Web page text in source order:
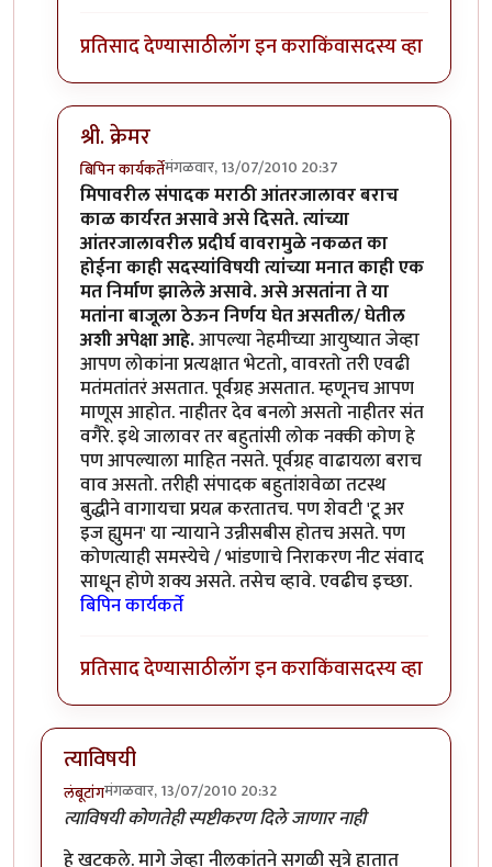
प्रतिसाद देण्यासाठीलॉग इन कराकिंवासदस्य व्हा
श्री. क्रेमर
बिपिन कार्यकर्तेमंगळवार, 13/07/2010 20:37
In reply toयोग्य धोरणbyक्रेमर
मिपावरील संपादक मराठी आंतरजालावर बराच
काळ कार्यरत असावे असे दिसते. त्यांच्या
आंतरजालावरील प्रदीर्घ वावरामुळे नकळत का
होईना काही सदस्यांविषयी त्यांच्या मनात काही एक
मत निर्माण झालेले असावे. असे असतांना ते या
मतांना बाजूला ठेऊन निर्णय घेत असतील/ घेतील
अशी अपेक्षा आहे.आपल्या नेहमीच्या आयुष्यात जेव्हा
आपण लोकांना प्रत्यक्षात भेटतो, वावरतो तरी एवढी
मतंमतांतरं असतात. पूर्वग्रह असतात. म्हणूनच आपण
माणूस आहोत. नाहीतर देव बनलो असतो नाहीतर संत
वगैरे. इथे जालावर तर बहुतांसी लोक नक्की कोण हे
पण आपल्याला माहित नसते. पूर्वग्रह वाढायला बराच
वाव असतो. तरीही संपादक बहुतांशवेळा तटस्थ
बुद्धीने वागायचा प्रयत्न करतातच. पण शेवटी 'टू अर
इज ह्युमन' या न्यायाने उन्नीसबीस होतच असते. पण
कोणत्याही समस्येचे / भांडणाचे निराकरण नीट संवाद
साधून होणे शक्य असते. तसेच व्हावे. एवढीच इच्छा.
बिपिन कार्यकर्ते
प्रतिसाद देण्यासाठीलॉग इन कराकिंवासदस्य व्हा
त्याविषयी
लंबूटांगमंगळवार, 13/07/2010 20:32
त्याविषयी कोणतेही स्पष्टीकरण दिले जाणार नाही
हे खटकले. मागे जेव्हा नीलकांतने सगळी सूत्रे हातात